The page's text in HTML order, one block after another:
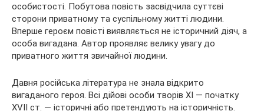
особистості. Побутова повість засвідчила суттєві
сторони приватному та суспільному житті людини.
Вперше героєм повісті виявляється не історичний діяч, а
особа вигадана. Автор проявляє велику увагу до
приватного життя звичайної людини.
Давня російська література не знала відкрито
вигаданого героя. Всі дійові особи творів XI — початку
XVII ст. — історичні або претендують на історичність.